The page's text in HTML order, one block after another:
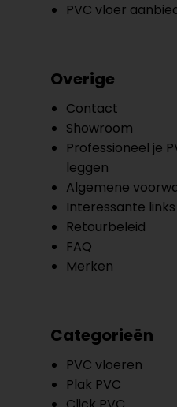
PVC vloer
Overige
Contact
Showroom
Professioneel je
leggen
Algemene
Interessante links
Retourbeleid
FAQ
Merken
Categorieën
PVC vloeren
Plak PVC